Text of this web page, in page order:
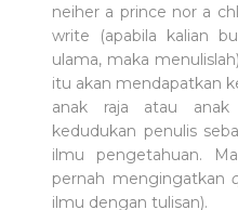
neiher a prince nor a
write (apabila kalian
ulama, maka
itu akan mendapatkan
anak raja atau anak
kedudukan penulis
ilmu pengetahuan.
pernah mengingatkan
ilmu dengan tulisan).